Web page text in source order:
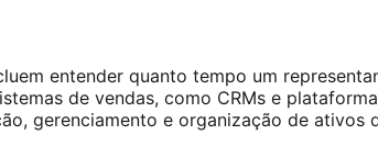
entender quanto tempo um
de vendas, como CRMs e
gerenciamento e organização de ativos